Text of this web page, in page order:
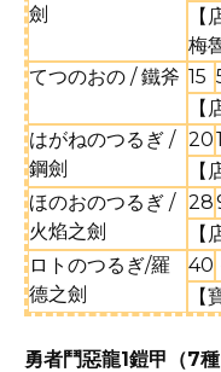
劍
梅
てつのおの / 鐵斧 15
はがねのつるぎ /
鋼劍
20
ほのおのつるぎ /
火焰之劍
28
ロトのつるぎ/羅
德之劍
40
勇者鬥惡龍1鎧甲（7種